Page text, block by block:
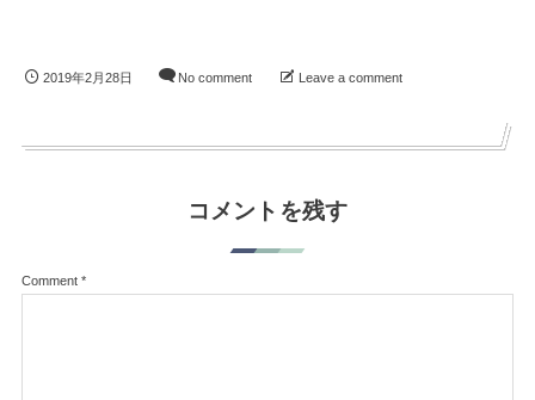
2019年2月28日 No comment Leave a comment
コメントを残す
Comment *